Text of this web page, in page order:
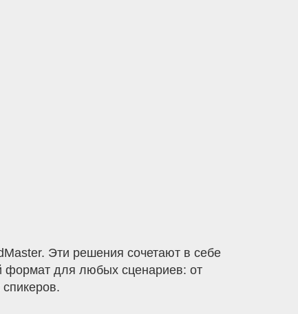
Эти решения сочетают в себе
формат для любых сценариев: от